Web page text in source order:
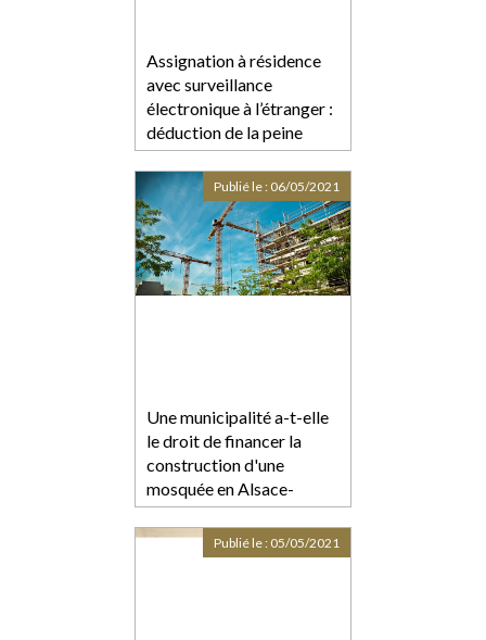
Assignation à résidence
avec surveillance
électronique à l’étranger :
déduction de la peine
prononcée
Une municipalité a-t-elle
le droit de financer la
construction d'une
mosquée en Alsace-
Moselle ?
Publié le : 06/05/2021
Publié le : 05/05/2021